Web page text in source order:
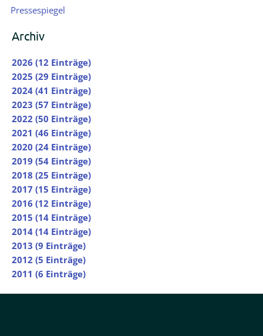
Pressespiegel
Archiv
2026 (12 Einträge)
2025 (29 Einträge)
2024 (41 Einträge)
2023 (57 Einträge)
2022 (50 Einträge)
2021 (46 Einträge)
2020 (24 Einträge)
2019 (54 Einträge)
2018 (25 Einträge)
2017 (15 Einträge)
2016 (12 Einträge)
2015 (14 Einträge)
2014 (14 Einträge)
2013 (9 Einträge)
2012 (5 Einträge)
2011 (6 Einträge)